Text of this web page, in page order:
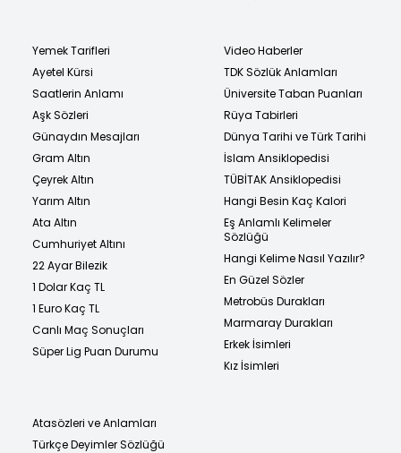
Yemek Tarifleri
Ayetel Kürsi
Saatlerin Anlamı
Aşk Sözleri
Günaydın Mesajları
Gram Altın
Çeyrek Altın
Yarım Altın
Ata Altın
Cumhuriyet Altını
22 Ayar Bilezik
1 Dolar Kaç TL
1 Euro Kaç TL
Canlı Maç Sonuçları
Süper Lig Puan Durumu
Video Haberler
TDK Sözlük Anlamları
Üniversite Taban Puanları
Rüya Tabirleri
Dünya Tarihi ve Türk Tarihi
İslam Ansiklopedisi
TÜBİTAK Ansiklopedisi
Hangi Besin Kaç Kalori
Eş Anlamlı Kelimeler
Sözlüğü
Hangi Kelime Nasıl Yazılır?
En Güzel Sözler
Metrobüs Durakları
Marmaray Durakları
Erkek İsimleri
Kız İsimleri
Atasözleri ve Anlamları
Türkçe Deyimler Sözlüğü